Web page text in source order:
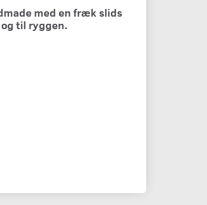
med en fræk slids
til ryggen.